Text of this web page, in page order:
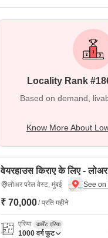
Locality Rank
Based on demand,
Know More About
वेयरहाउस किराए के लिए -
लोअर परेल वेस्ट, मुंबई
₹ 70,000/ प्रति महीने
एरिया कार्पेट एरिया
1000 वर्ग फुट